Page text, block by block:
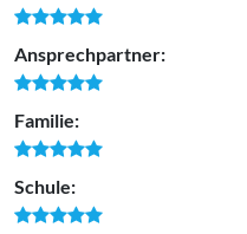
Ansprechpartner:
Familie:
Schule: